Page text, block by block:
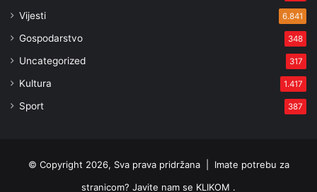
Vijesti 6.841
Gospodarstvo 348
Uncategorized 317
Kultura 1.417
Sport 387
© Copyright 2026, Sva prava pridržana | Imate potrebu za
stranicom? Javite nam se KLIKOM .